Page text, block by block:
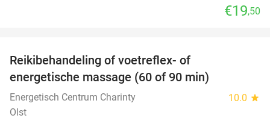
€19,50
OUT
Reikibehandeling of voetreflex- of
energetische massage (60 of 90 min)
Energetisch Centrum Charinty 10.0 star
Olst